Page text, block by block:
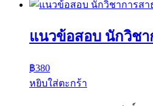
แนวข้อสอบ นักวิช
฿380
หยิบใส่ตะกร้า